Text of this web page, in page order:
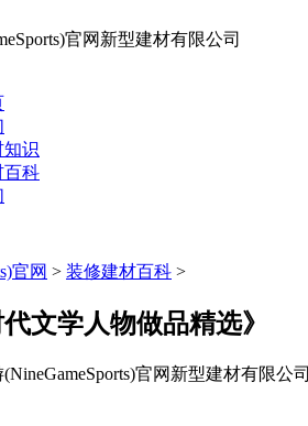
知识
百科
官网 > 装修建材百科 >
文学人物做品精选》
官网新型建材有限公司